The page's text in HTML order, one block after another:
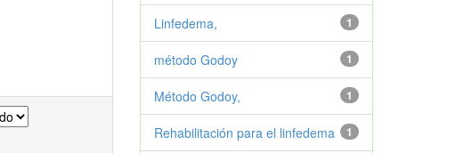
1
Linfedema,
1
método Godoy
1
Método Godoy,
1
Rehabilitación para el linfedema